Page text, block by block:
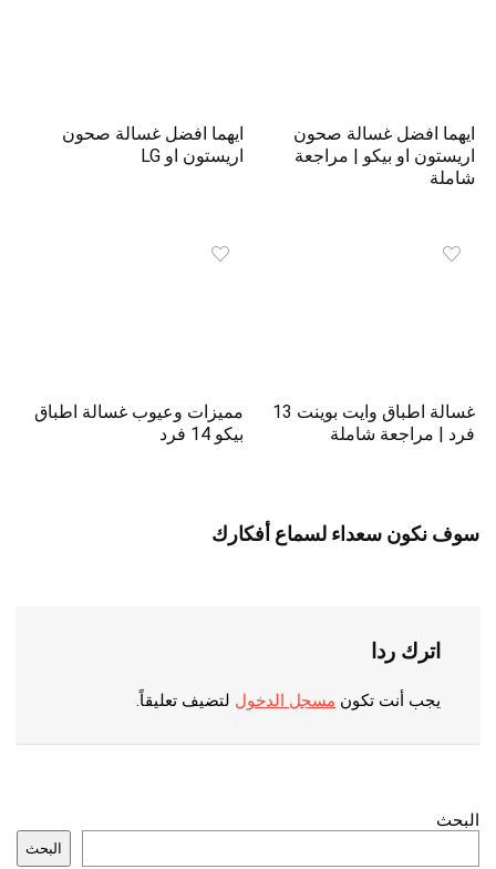
ايهما افضل غسالة صحون
اريستون او بيكو | مراجعة
شاملة
ايهما افضل غسالة صحون
اريستون او LG
غسالة اطباق وايت بوينت 13
فرد | مراجعة شاملة
مميزات وعيوب غسالة اطباق
بيكو 14 فرد
سوف نكون سعداء لسماع أفكارك
اترك ردا
يجب أنت تكون مسجل الدخول لتضيف تعليقاً.
البحث
البحث